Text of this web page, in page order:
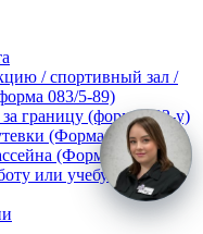
/ спортивный зал /
083/5-89)
границу (форма 082-у)
(Форма 070/у-04)
(Форма 083/4-89)
или учебу (Форма